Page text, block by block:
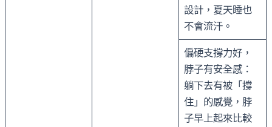
設計，夏天睡也
不會流汗。
偏硬支撐力好，
脖子有安全感：
躺下去有被「撐
住」的感覺，脖
子早上起來比較